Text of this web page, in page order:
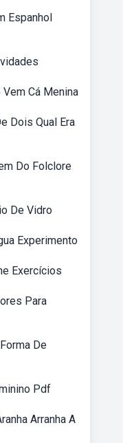
Espanhol
Cá Menina
Dois Qual Era
Do Folclore
De Vidro
Experimento
Exercícios
Para
De
Pdf
Arranha A